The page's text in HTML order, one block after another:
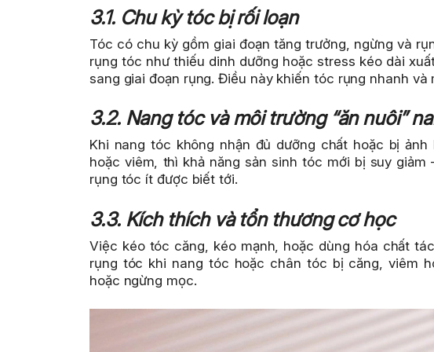
3.1. Chu kỳ tóc bị rối loạn
Tóc có chu kỳ gồm giai đoạn tăng trưởng, ngừng và
rụng tóc như thiếu dinh dưỡng hoặc stress kéo dài
sang giai đoạn rụng. Điều này khiến tóc rụng nhanh và
3.2. Nang tóc và môi trường “ăn nuôi”
Khi nang tóc không nhận đủ dưỡng chất hoặc bị
hoặc viêm, thì khả năng sản sinh tóc mới bị suy
rụng tóc ít được biết tới.
3.3. Kích thích và tổn thương cơ học
Việc kéo tóc căng, kéo mạnh, hoặc dùng hóa chất
rụng tóc khi nang tóc hoặc chân tóc bị căng, viêm
hoặc ngừng mọc.